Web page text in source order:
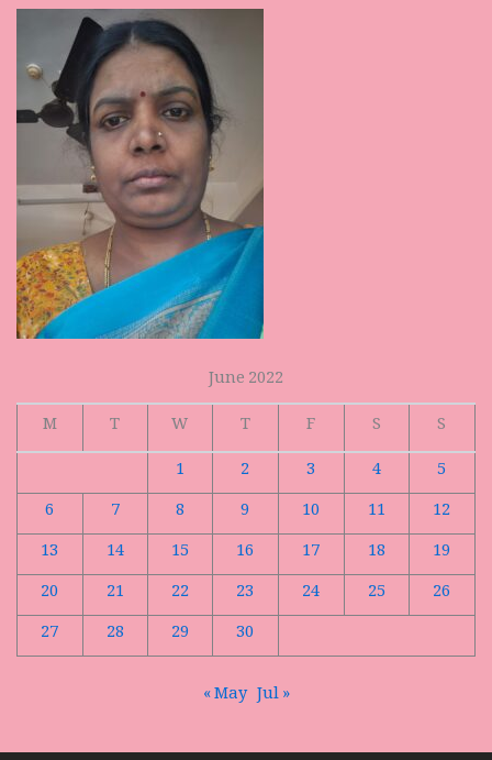
June 2022
M
T W T F S
S
1
2 3 4
5
6
7 8 9 10 11
12
13
14 15 16 17 18
19
20
21 22 23 24 25
26
27
28 29 30
« May Jul »